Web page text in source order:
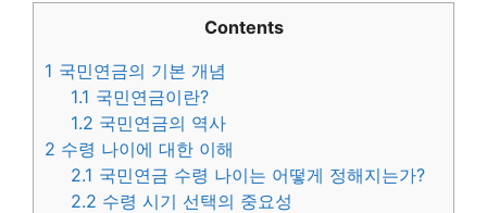
Contents
1 국민연금의 기본 개념
1.1 국민연금이란?
1.2 국민연금의 역사
2 수령 나이에 대한 이해
2.1 국민연금 수령 나이는 어떻게 정해지는가?
2.2 수령 시기 선택의 중요성